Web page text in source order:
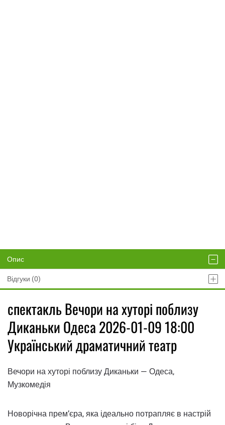
Опис
Відгуки (0)
спектакль Вечори на хуторі поблизу
Диканьки Одеса 2026-01-09 18:00
Український драматичний театр
Вечори на хуторі поблизу Диканьки — Одеса,
Музкомедія
Новорічна прем’єра, яка ідеально потрапляє в настрій